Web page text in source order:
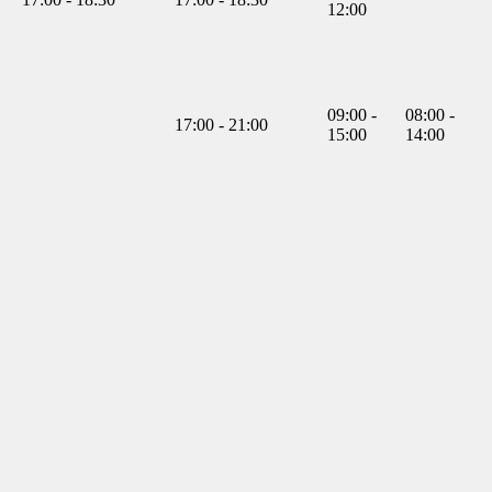
12:00
17:00 - 21:00
09:00 -
15:00
08:00 -
14:00